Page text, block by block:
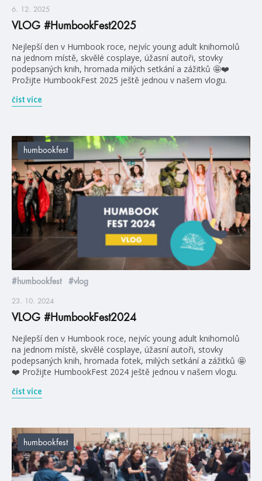
6. 12. 2025
VLOG #HumbookFest2025
Nejlepší den v Humbook roce, nejvíc young adult knihomolů
na jednom místě, skvělé cosplaye, úžasní autoři, stovky
podepsaných knih, hromada milých setkání a zážitků 🤩❤️
Prožijte HumbookFest 2025 ještě jednou v našem vlogu.
číst více
humbookfest
#humbookfest #vlog
23. 10. 2024
VLOG #HumbookFest2024
Nejlepší den v Humbook roce, nejvíc young adult knihomolů
na jednom místě, skvělé cosplaye, úžasní autoři, stovky
podepsaných knih, hromada fotek, milých setkání a zážitků 🤩
❤️ Prožijte HumbookFest 2024 ještě jednou v našem vlogu.
číst více
humbookfest